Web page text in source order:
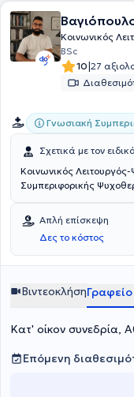
Κοινωνικός
BSc
10|27
Γνωσιακή
Σχετικά με τον ειδικό
Κοινωνικός
Συμπεριφορικής
Απλή επίσκεψη
Δες το κόστος
ΒιντεοκλήσηΓραφείο
Κατ' οίκον συνεδρία,
Επόμενη